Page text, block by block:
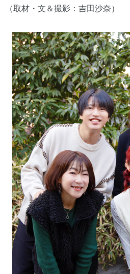
（取材・文＆撮影：吉田沙奈）